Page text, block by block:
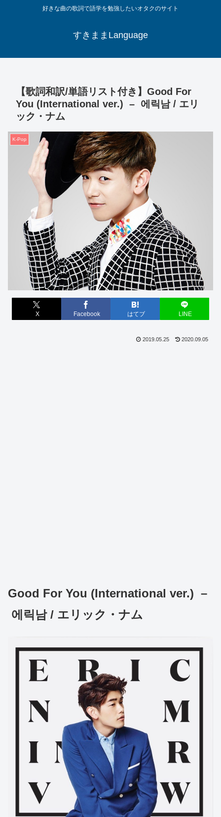
好きな曲の歌詞で語学を勉強したいオタクのサイト
すきままLanguage
【歌詞和訳/単語リスト付き】Good For
You (International ver.) – 에릭남 / エリ
ック・ナム
K-Pop
X Facebook はてブ LINE
2019.05.25 2020.09.05
Good For You (International ver.) –
에릭남 / エリック・ナム